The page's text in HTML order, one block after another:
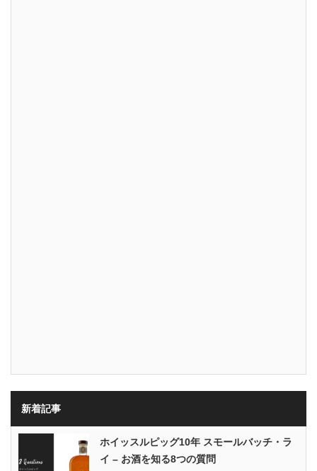
新着記事
ホイッスルピッグ10年 スモールバッチ・ラ
イ – お酒を知る8つの質問